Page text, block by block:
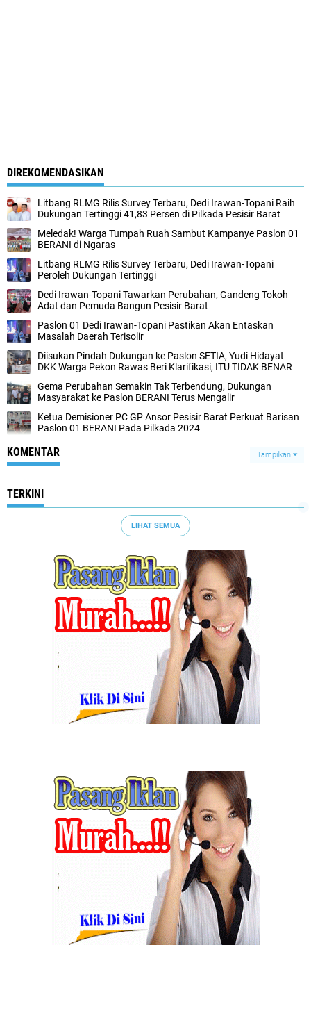
DIREKOMENDASIKAN
Litbang RLMG Rilis Survey Terbaru, Dedi Irawan-Topani Raih
Dukungan Tertinggi 41,83 Persen di Pilkada Pesisir Barat
Meledak! Warga Tumpah Ruah Sambut Kampanye Paslon 01
BERANI di Ngaras
Litbang RLMG Rilis Survey Terbaru, Dedi Irawan-Topani
Peroleh Dukungan Tertinggi
Dedi Irawan-Topani Tawarkan Perubahan, Gandeng Tokoh
Adat dan Pemuda Bangun Pesisir Barat
Paslon 01 Dedi Irawan-Topani Pastikan Akan Entaskan
Masalah Daerah Terisolir
Diisukan Pindah Dukungan ke Paslon SETIA, Yudi Hidayat
DKK Warga Pekon Rawas Beri Klarifikasi, ITU TIDAK BENAR
Gema Perubahan Semakin Tak Terbendung, Dukungan
Masyarakat ke Paslon BERANI Terus Mengalir
Ketua Demisioner PC GP Ansor Pesisir Barat Perkuat Barisan
Paslon 01 BERANI Pada Pilkada 2024
KOMENTAR Tampilkan
TERKINI
LIHAT SEMUA